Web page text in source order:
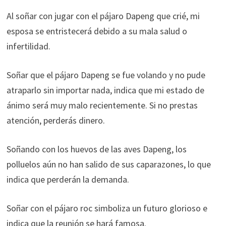
Al soñar con jugar con el pájaro Dapeng que crié, mi
esposa se entristecerá debido a su mala salud o
infertilidad.
Soñar que el pájaro Dapeng se fue volando y no pude
atraparlo sin importar nada, indica que mi estado de
ánimo será muy malo recientemente. Si no prestas
atención, perderás dinero.
Soñando con los huevos de las aves Dapeng, los
polluelos aún no han salido de sus caparazones, lo que
indica que perderán la demanda.
Soñar con el pájaro roc simboliza un futuro glorioso e
indica que la reunión se hará famosa.